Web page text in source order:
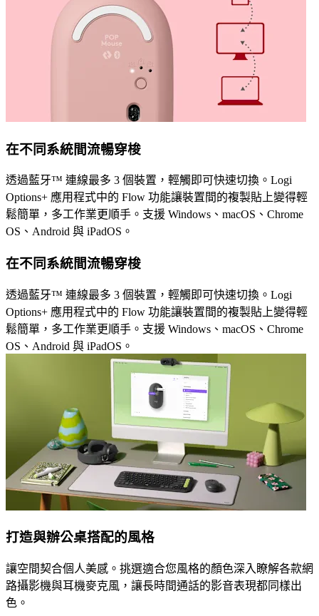
在不同系統間流暢穿梭
透過藍牙™ 連線最多 3 個裝置，輕觸即可快速切換。Logi
Options+ 應用程式中的 Flow 功能讓裝置間的複製貼上變得輕
鬆簡單，多工作業更順手。支援 Windows、macOS、Chrome
OS、Android 與 iPadOS。
在不同系統間流暢穿梭
透過藍牙™ 連線最多 3 個裝置，輕觸即可快速切換。Logi
Options+ 應用程式中的 Flow 功能讓裝置間的複製貼上變得輕
鬆簡單，多工作業更順手。支援 Windows、macOS、Chrome
OS、Android 與 iPadOS。
打造與辦公桌搭配的風格
讓空間契合個人美感。挑選適合您風格的顏色深入瞭解各款網
路攝影機與耳機麥克風，讓長時間通話的影音表現都同樣出
色。